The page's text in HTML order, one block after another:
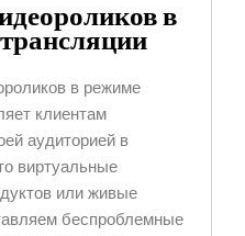
в
в режиме
клиентам
аудиторией в
виртуальные
или живые
беспроблемные